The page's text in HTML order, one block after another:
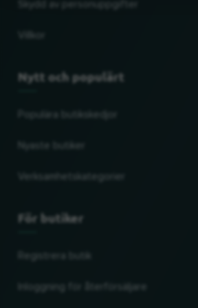
Nytt och populärt
Verksamhetskategorier
För butiker
Inloggning för återförsäljare